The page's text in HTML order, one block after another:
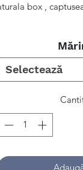
box ,
Selectează